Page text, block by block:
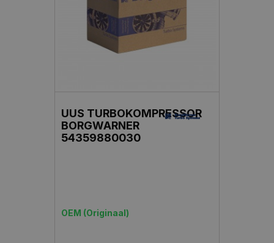
UUS TURBOKOMPRESSOR
BORGWARNER
54359880030
OEM (Originaal)